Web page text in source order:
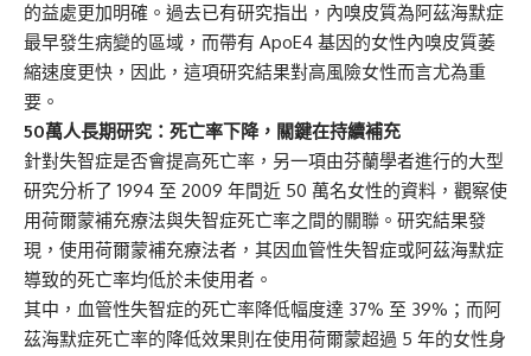
的益處更加明確。過去已有研究指出，內嗅皮質為阿茲海默症
最早發生病變的區域，而帶有 ApoE4 基因的女性內嗅皮質萎
縮速度更快，因此，這項研究結果對高風險女性而言尤為重
要。
50萬人長期研究：死亡率下降，關鍵在持續補充
針對失智症是否會提高死亡率，另一項由芬蘭學者進行的大型
研究分析了 1994 至 2009 年間近 50 萬名女性的資料，觀察使
用荷爾蒙補充療法與失智症死亡率之間的關聯。研究結果發
現，使用荷爾蒙補充療法者，其因血管性失智症或阿茲海默症
導致的死亡率均低於未使用者。
其中，血管性失智症的死亡率降低幅度達 37% 至 39%；而阿
茲海默症死亡率的降低效果則在使用荷爾蒙超過 5 年的女性身